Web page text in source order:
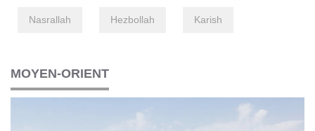
Nasrallah Hezbollah Karish
MOYEN-ORIENT